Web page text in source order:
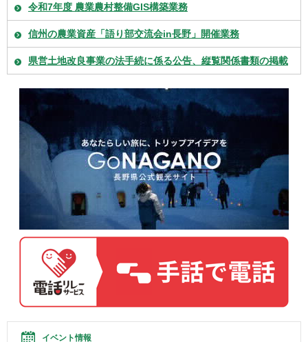
令和7年度 農業農村整備GIS構築業務
信州の農業資産「語り部交流会in長野」開催業務
県営土地改良事業の法手続に係る公告、縦覧関係書類の掲載
イベント情報